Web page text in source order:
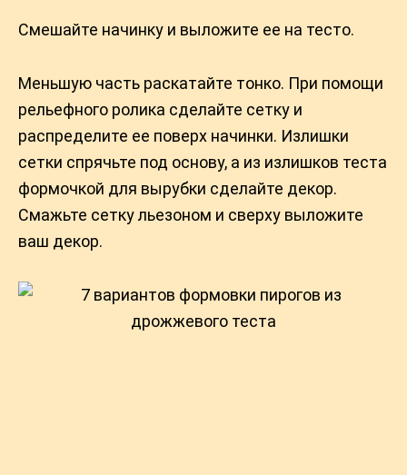
Смешайте начинку и выложите ее на тесто.
Меньшую часть раскатайте тонко. При помощи
рельефного ролика сделайте сетку и
распределите ее поверх начинки. Излишки
сетки спрячьте под основу, а из излишков теста
формочкой для вырубки сделайте декор.
Смажьте сетку льезоном и сверху выложите
ваш декор.